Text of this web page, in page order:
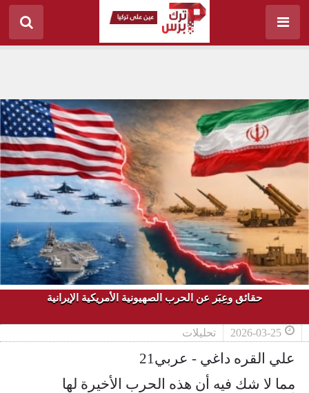
حقائق وعِبَر عن الحرب الصهيونية الأمريكية الإيرانية
2026-03-25 تحليلات
علي القره داغي - عربي21
مما لا شك فيه أن هذه الحرب الأخيرة لها